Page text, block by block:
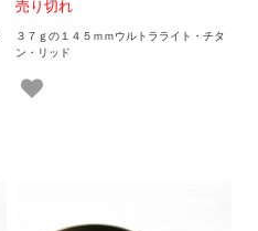
売り切れ
３７ｇの１４５ｍｍウルトラライト・チタ
ン・リッド